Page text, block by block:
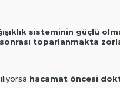
sisteminin güçlü
toparlanmakta
hacamat öncesi